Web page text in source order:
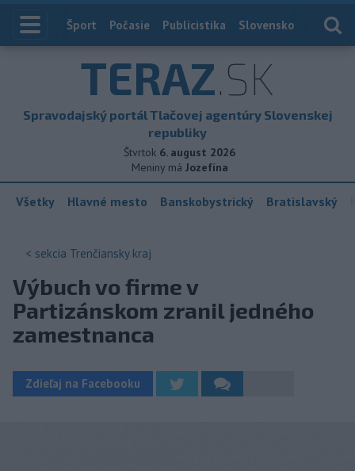
Index
Šport Počasie Publicistika Slovensko
TERAZ.SK
Spravodajský portál Tlačovej agentúry Slovenskej
republiky
Štvrtok 6. august 2026
Meniny má Jozefína
Všetky Hlavné mesto Banskobystrický Bratislavský
< sekcia Trenčiansky kraj
Výbuch vo firme v
Partizánskom zranil jedného
zamestnanca
Zdieľaj na Facebooku